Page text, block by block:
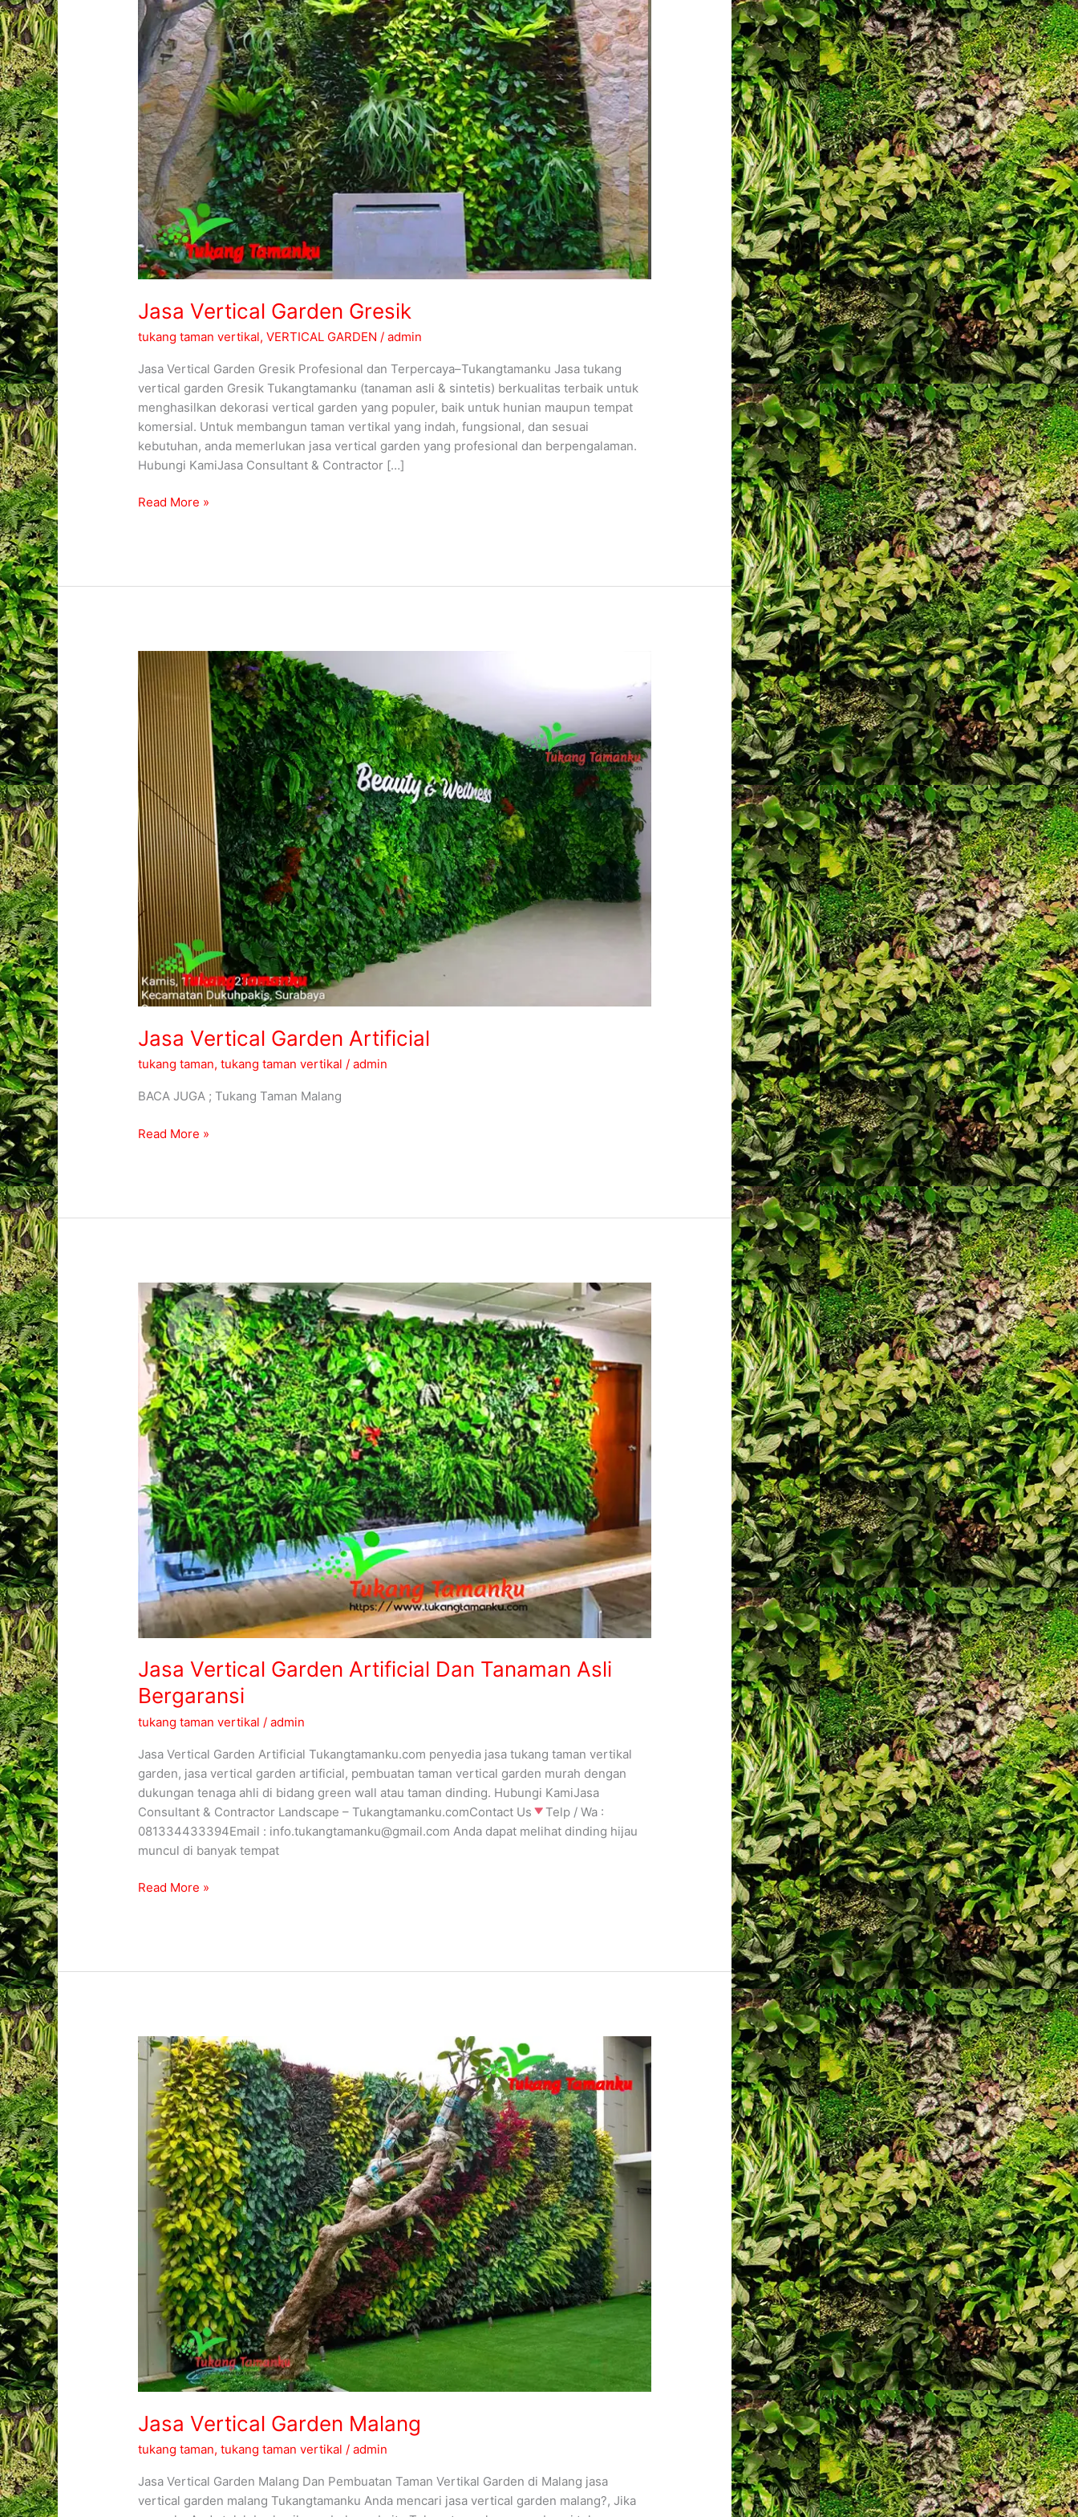
Jasa Vertical Garden Gresik
tukang taman vertikal,VERTICAL GARDEN /admin
Jasa Vertical Garden Gresik Profesional dan Terpercaya–Tukangtamanku Jasa tukang
vertical garden Gresik Tukangtamanku (tanaman asli & sintetis) berkualitas terbaik untuk
menghasilkan dekorasi vertical garden yang populer, baik untuk hunian maupun tempat
komersial. Untuk membangun taman vertikal yang indah, fungsional, dan sesuai
kebutuhan, anda memerlukan jasa vertical garden yang profesional dan berpengalaman.
Hubungi KamiJasa Consultant & Contractor […]
Read More »
Jasa Vertical Garden Artificial
tukang taman,tukang taman vertikal /admin
BACA JUGA ; Tukang Taman Malang
Jasa
Vertical
Garden
Artificial
Read More »
Jasa Vertical Garden Artificial Dan Tanaman Asli
Bergaransi
tukang taman vertikal /admin
Jasa Vertical Garden Artificial Tukangtamanku.com penyedia jasa tukang taman vertikal
garden, jasa vertical garden artificial, pembuatan taman vertical garden murah dengan
dukungan tenaga ahli di bidang green wall atau taman dinding. Hubungi KamiJasa
Consultant & Contractor Landscape – Tukangtamanku.comContact Us
Telp / Wa :
081334433394Email : info.tukangtamanku@gmail.com Anda dapat melihat dinding hijau
muncul di banyak tempat
Jasa
Vertical
Garden
Artificial
Dan
Tanaman
Asli
Bergaransi
Read More »
Jasa Vertical Garden Malang
tukang taman,tukang taman vertikal /admin
Jasa Vertical Garden Malang Dan Pembuatan Taman Vertikal Garden di Malang jasa
vertical garden malang Tukangtamanku Anda mencari jasa vertical garden malang?, Jika
Jasa
Vertical
Garden
Malang